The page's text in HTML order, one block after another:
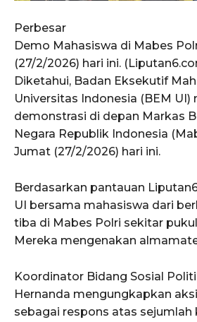
Perbesar
Demo Mahasiswa di Mabes
(27/2/2026) hari ini.
Diketahui, Badan Eksekutif
Universitas Indonesia (BEM UI)
demonstrasi di depan Markas
Negara Republik Indonesia
Jumat (27/2/2026) hari ini.
Berdasarkan pantauan
UI bersama mahasiswa dari
tiba di Mabes Polri sekitar pukul
Mereka mengenakan
Koordinator Bidang Sosial
Hernanda mengungkapkan
sebagai respons atas sejumlah